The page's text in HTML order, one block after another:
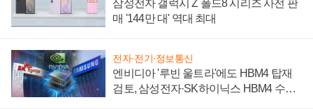
삼성전자 갤럭시 Z 폴드8 시리즈 사전 판
매 '144만 대' 역대 최대
전자·전기·정보통신
엔비디아 '루빈 울트라'에도 HBM4 탑재
검토, 삼성전자·SK하이닉스 HBM4 수율